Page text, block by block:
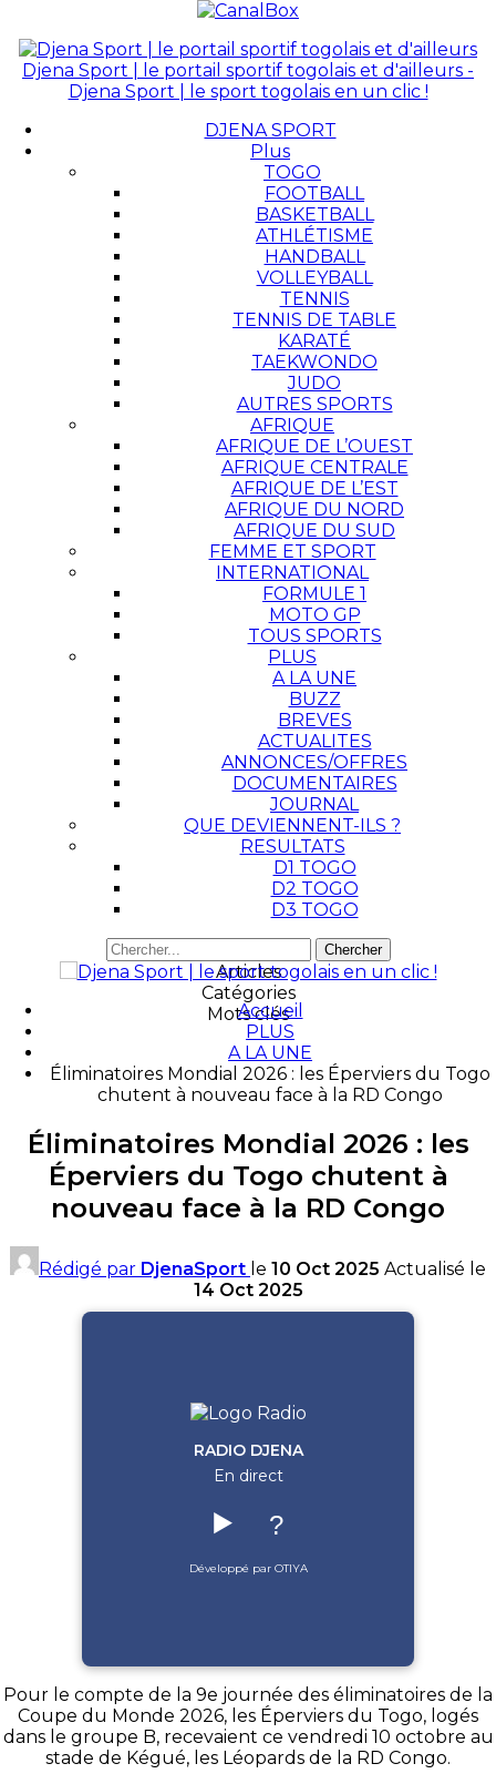
Djena Sport | le portail sportif togolais et d'ailleurs -
Djena Sport | le sport togolais en un clic !
DJENA SPORT
Plus
TOGO
FOOTBALL
BASKETBALL
ATHLÉTISME
HANDBALL
VOLLEYBALL
TENNIS
TENNIS DE TABLE
KARATÉ
TAEKWONDO
JUDO
AUTRES SPORTS
AFRIQUE
AFRIQUE DE L’OUEST
AFRIQUE CENTRALE
AFRIQUE DE L’EST
AFRIQUE DU NORD
AFRIQUE DU SUD
FEMME ET SPORT
INTERNATIONAL
FORMULE 1
MOTO GP
TOUS SPORTS
PLUS
A LA UNE
BUZZ
BREVES
ACTUALITES
ANNONCES/OFFRES
DOCUMENTAIRES
JOURNAL
QUE DEVIENNENT-ILS ?
RESULTATS
D1 TOGO
D2 TOGO
D3 TOGO
Articles
Catégories
Mots clés
Accueil
PLUS
A LA UNE
Éliminatoires Mondial 2026 : les Éperviers du Togo
chutent à nouveau face à la RD Congo
Éliminatoires Mondial 2026 : les
Éperviers du Togo chutent à
nouveau face à la RD Congo
Rédigé par DjenaSport le 10 Oct 2025 Actualisé le
14 Oct 2025
RADIO DJENA
En direct
▶️ ?
Développé par OTIYA
Pour le compte de la 9e journée des éliminatoires de la
Coupe du Monde 2026, les Éperviers du Togo, logés
dans le groupe B, recevaient ce vendredi 10 octobre au
stade de Kégué, les Léopards de la RD Congo.